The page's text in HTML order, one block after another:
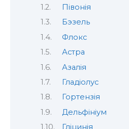
Півонія
Бэзель
Флокс
Астра
Азалія
Гладіолус
Гортензія
Дельфініум
Гліцинія